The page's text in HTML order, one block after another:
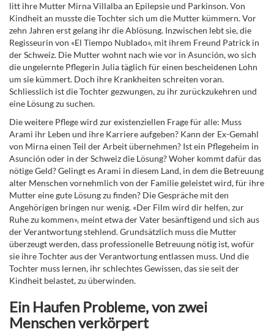
litt ihre Mutter Mirna Villalba an Epilepsie und Parkinson. Von
Kindheit an musste die Tochter sich um die Mutter kümmern. Vor
zehn Jahren erst gelang ihr die Ablösung. Inzwischen lebt sie, die
Regisseurin von «El Tiempo Nublado», mit ihrem Freund Patrick in
der Schweiz. Die Mutter wohnt nach wie vor in Asunción, wo sich
die ungelernte Pflegerin Julia täglich für einen bescheidenen Lohn
um sie kümmert. Doch ihre Krankheiten schreiten voran.
Schliesslich ist die Tochter gezwungen, zu ihr zurückzukehren und
eine Lösung zu suchen.
Die weitere Pflege wird zur existenziellen Frage für alle: Muss
Arami ihr Leben und ihre Karriere aufgeben? Kann der Ex-Gemahl
von Mirna einen Teil der Arbeit übernehmen? Ist ein Pflegeheim in
Asunción oder in der Schweiz die Lösung? Woher kommt dafür das
nötige Geld? Gelingt es Arami in diesem Land, in dem die Betreuung
alter Menschen vornehmlich von der Familie geleistet wird, für ihre
Mutter eine gute Lösung zu finden? Die Gespräche mit den
Angehörigen bringen nur wenig. «Der Film wird dir helfen, zur
Ruhe zu kommen», meint etwa der Vater besänftigend und sich aus
der Verantwortung stehlend. Grundsätzlich muss die Mutter
überzeugt werden, dass professionelle Betreuung nötig ist, wofür
sie ihre Tochter aus der Verantwortung entlassen muss. Und die
Tochter muss lernen, ihr schlechtes Gewissen, das sie seit der
Kindheit belastet, zu überwinden.
Ein Haufen Probleme, von zwei
Menschen verkörpert